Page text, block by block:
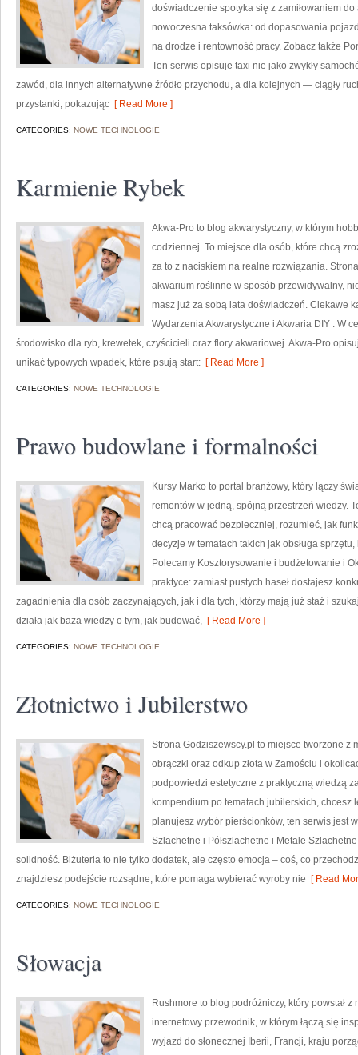
doświadczenie spotyka się z zamiłowaniem
nowoczesna taksówka: od dopasowania
na drodze i rentowność pracy. Zobacz także
Ten serwis opisuje taxi nie jako zwykły
zawód, dla innych alternatywne źródło przychodu, a dla kolejnych — ciągły
przystanki, pokazując [ Read More ]
CATEGORIES: NOWE TECHNOLOGIE
Karmienie Rybek
Akwa-Pro to blog akwarystyczny, w którym
codziennej. To miejsce dla osób, które chcą
za to z naciskiem na realne rozwiązania.
akwarium roślinne w sposób przewidywalny,
masz już za sobą lata doświadczeń. Ciekawe
Wydarzenia Akwarystyczne i Akwaria DIY . W
środowisko dla ryb, krewetek, czyścicieli oraz flory akwariowej. Akwa-Pro
unikać typowych wpadek, które psują start: [ Read More ]
CATEGORIES: NOWE TECHNOLOGIE
Prawo budowlane i formalności
Kursy Marko to portal branżowy, który łączy
remontów w jedną, spójną przestrzeń wiedzy.
chcą pracować bezpieczniej, rozumieć, jak
decyzje w tematach takich jak obsługa
Polecamy Kosztorysowanie i budżetowanie i
praktyce: zamiast pustych haseł dostajesz
zagadnienia dla osób zaczynających, jak i dla tych, którzy mają już staż i
działa jak baza wiedzy o tym, jak budować, [ Read More ]
CATEGORIES: NOWE TECHNOLOGIE
Złotnictwo i Jubilerstwo
Strona Godziszewscy.pl to miejsce tworzone z
obrączki oraz odkup złota w Zamościu i
podpowiedzi estetyczne z praktyczną wiedzą
kompendium po tematach jubilerskich,
planujesz wybór pierścionków, ten serwis jest
Szlachetne i Półszlachetne i Metale
solidność. Biżuteria to nie tylko dodatek, ale często emocja – coś, co
znajdziesz podejście rozsądne, które pomaga wybierać wyroby nie [ Read
CATEGORIES: NOWE TECHNOLOGIE
Słowacja
Rushmore to blog podróżniczy, który powstał
internetowy przewodnik, w którym łączą się
wyjazd do słonecznej Iberii, Francji, kraju